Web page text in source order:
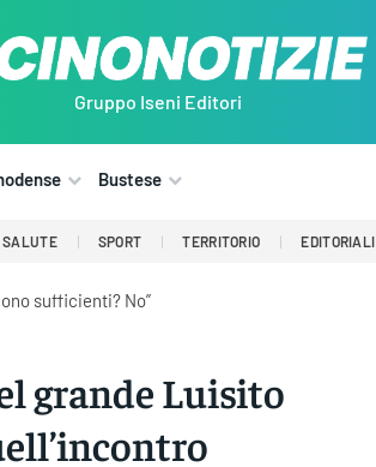
Gruppo Iseni Editori
Bustese
SALUTE SPORT TERRITORIO EDITORIALI
sufficienti? No”
grande Luisito